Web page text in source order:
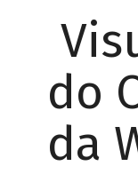
do
da